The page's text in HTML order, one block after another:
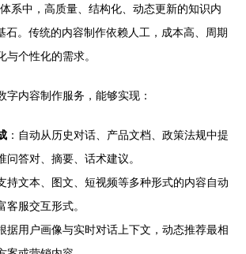
系中，高质量、结构化、动态更新的知识内
石。传统的内容制作依赖人工，成本高、周期
个性化的需求。
字内容制作服务，能够实现：
：自动从历史对话、产品文档、政策法规中提
问答对、摘要、话术建议。
持文本、图文、短视频等多种形式的内容自动
服交互形式。
据用户画像与实时对话上下文，动态推荐最相